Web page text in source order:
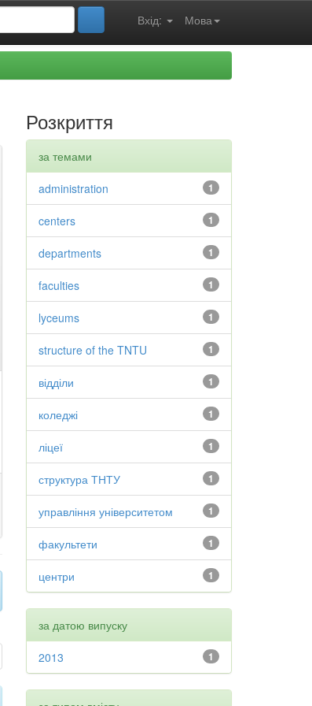
Мова
Вхід:
Розкриття
за темами
1
administration
1
centers
1
departments
1
faculties
1
lyceums
1
structure of the TNTU
1
відділи
1
коледжі
1
ліцеї
1
структура ТНТУ
1
управління університетом
1
факультети
1
центри
за датою випуску
1
2013